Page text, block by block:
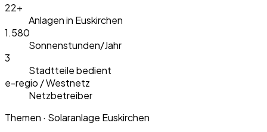
22+
Anlagen in Euskirchen
1.580
Sonnenstunden/Jahr
3
Stadtteile bedient
e-regio / Westnetz
Netzbetreiber
Themen · Solaranlage Euskirchen